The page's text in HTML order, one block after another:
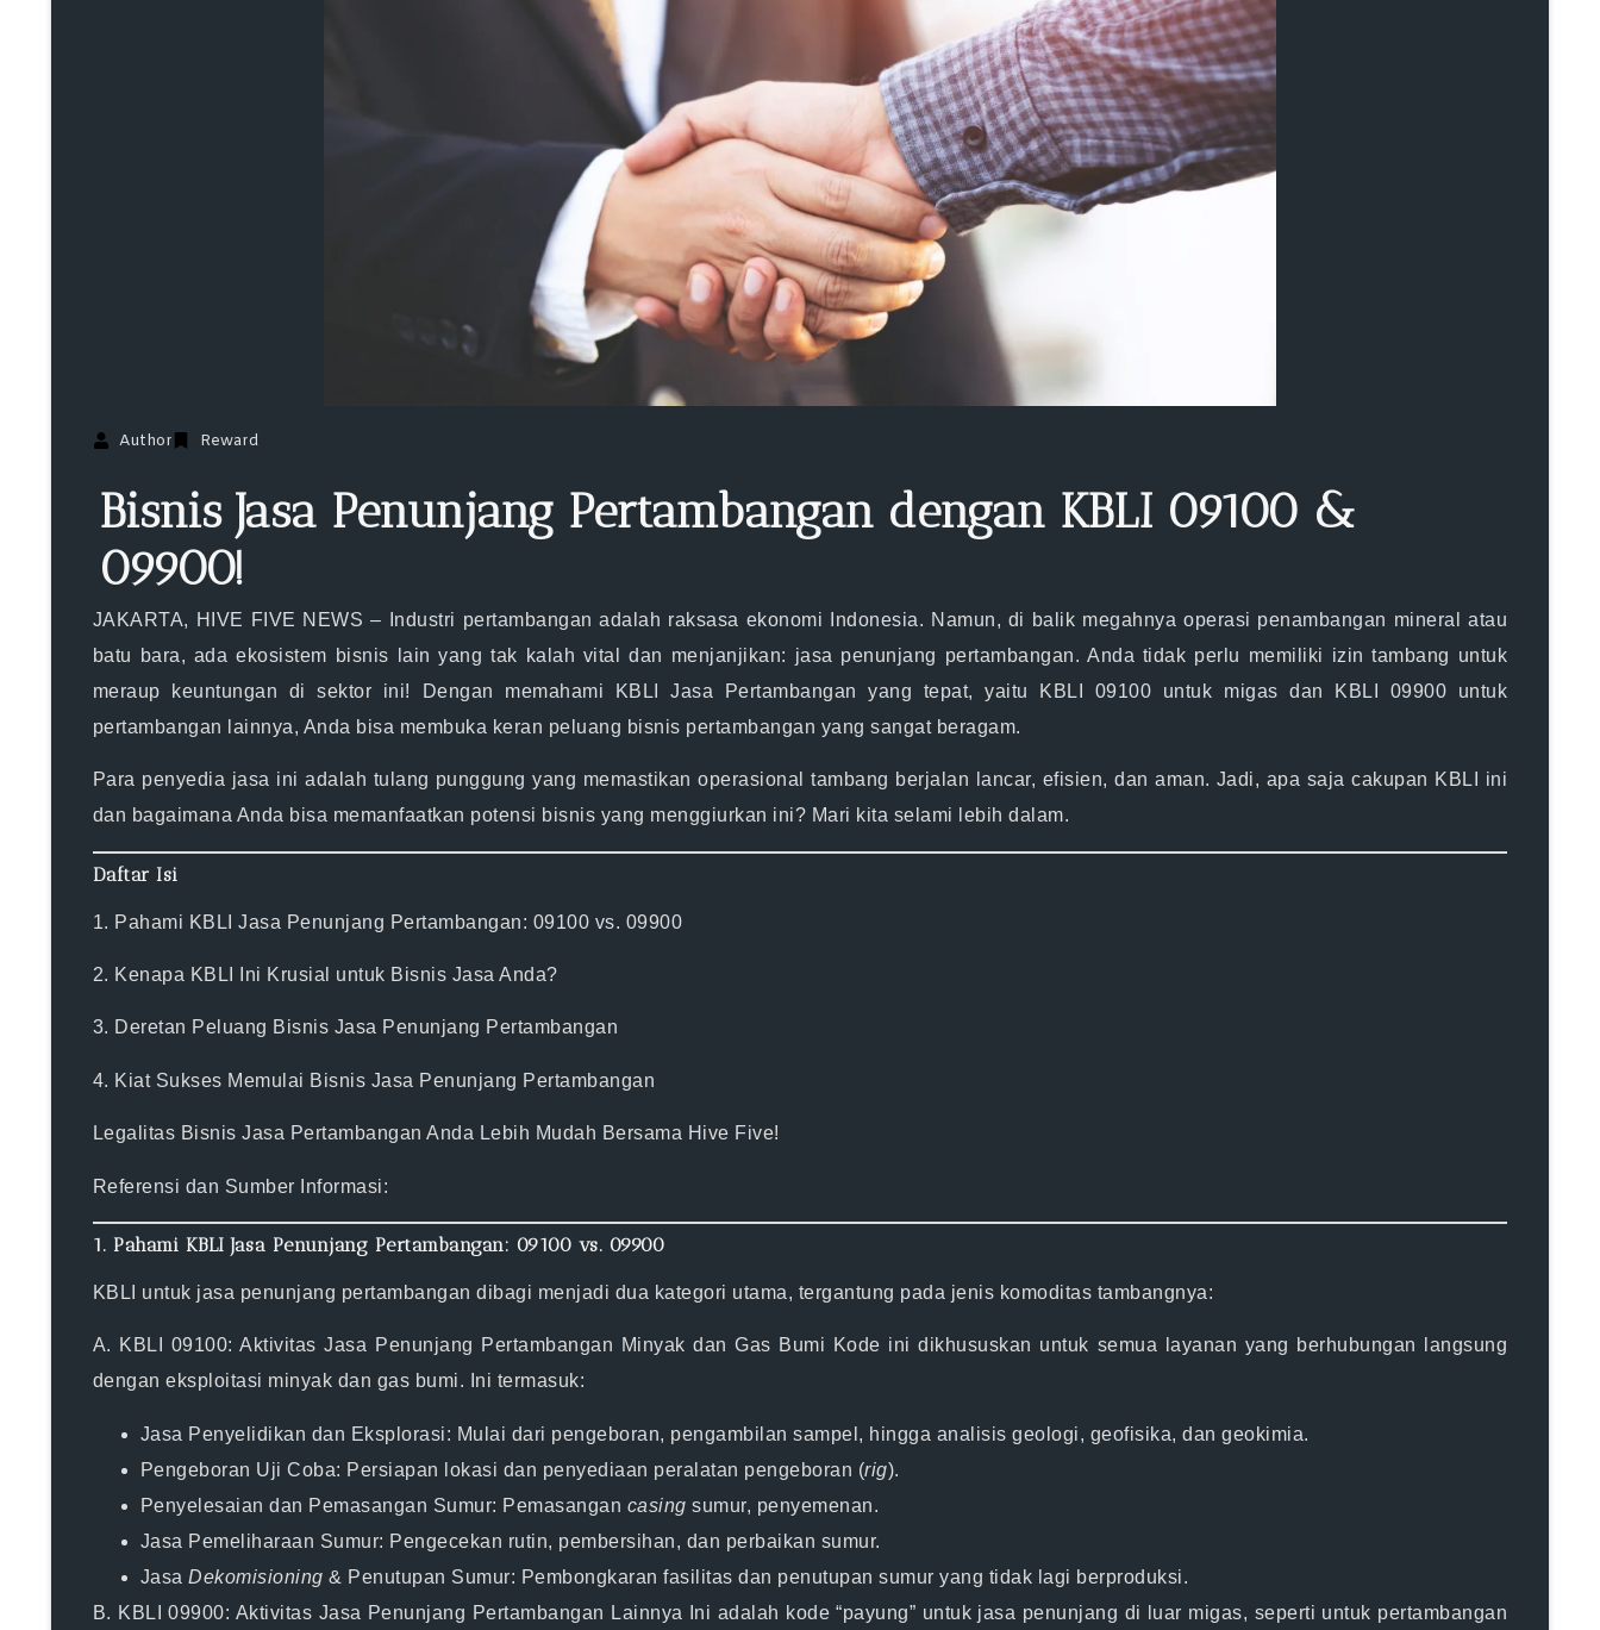
Author Reward
Bisnis Jasa Penunjang Pertambangan dengan KBLI 09100 &
09900!
JAKARTA, HIVE FIVE NEWS – Industri pertambangan adalah raksasa ekonomi Indonesia. Namun, di balik megahnya operasi penambangan mineral atau
batu bara, ada ekosistem bisnis lain yang tak kalah vital dan menjanjikan: jasa penunjang pertambangan. Anda tidak perlu memiliki izin tambang untuk
meraup keuntungan di sektor ini! Dengan memahami
KBLI Jasa Pertambangan yang tepat, yaitu KBLI 09100 untuk migas dan KBLI 09900 untuk
pertambangan lainnya, Anda bisa membuka keran peluang bisnis pertambangan yang sangat beragam.
Para penyedia jasa ini adalah tulang punggung yang memastikan operasional tambang berjalan lancar, efisien, dan aman. Jadi, apa saja cakupan KBLI ini
dan bagaimana Anda bisa memanfaatkan potensi bisnis yang menggiurkan ini? Mari kita selami lebih dalam.
Daftar Isi
1. Pahami KBLI Jasa Penunjang Pertambangan: 09100 vs. 09900
2. Kenapa KBLI Ini Krusial untuk Bisnis Jasa Anda?
3. Deretan Peluang Bisnis Jasa Penunjang Pertambangan
4. Kiat Sukses Memulai Bisnis Jasa Penunjang Pertambangan
Legalitas Bisnis Jasa Pertambangan Anda Lebih Mudah Bersama Hive Five!
Referensi dan Sumber Informasi:
1. Pahami KBLI Jasa Penunjang Pertambangan: 09100 vs. 09900
KBLI untuk jasa penunjang pertambangan dibagi menjadi dua kategori utama, tergantung pada jenis komoditas tambangnya:
A. KBLI 09100: Aktivitas Jasa Penunjang Pertambangan Minyak dan Gas Bumi Kode ini dikhususkan untuk semua layanan yang berhubungan langsung
dengan eksploitasi minyak dan gas bumi. Ini termasuk:
Jasa Penyelidikan dan Eksplorasi: Mulai dari pengeboran, pengambilan sampel, hingga analisis geologi, geofisika, dan geokimia.
Pengeboran Uji Coba: Persiapan lokasi dan penyediaan peralatan pengeboran (rig).
Penyelesaian dan Pemasangan Sumur: Pemasangan casing sumur, penyemenan.
Jasa Pemeliharaan Sumur: Pengecekan rutin, pembersihan, dan perbaikan sumur.
JasaDekomisioning & Penutupan Sumur: Pembongkaran fasilitas dan penutupan sumur yang tidak lagi berproduksi.
B. KBLI 09900: Aktivitas Jasa Penunjang Pertambangan Lainnya Ini adalah kode “payung” untuk jasa penunjang di luar migas, seperti untuk pertambangan